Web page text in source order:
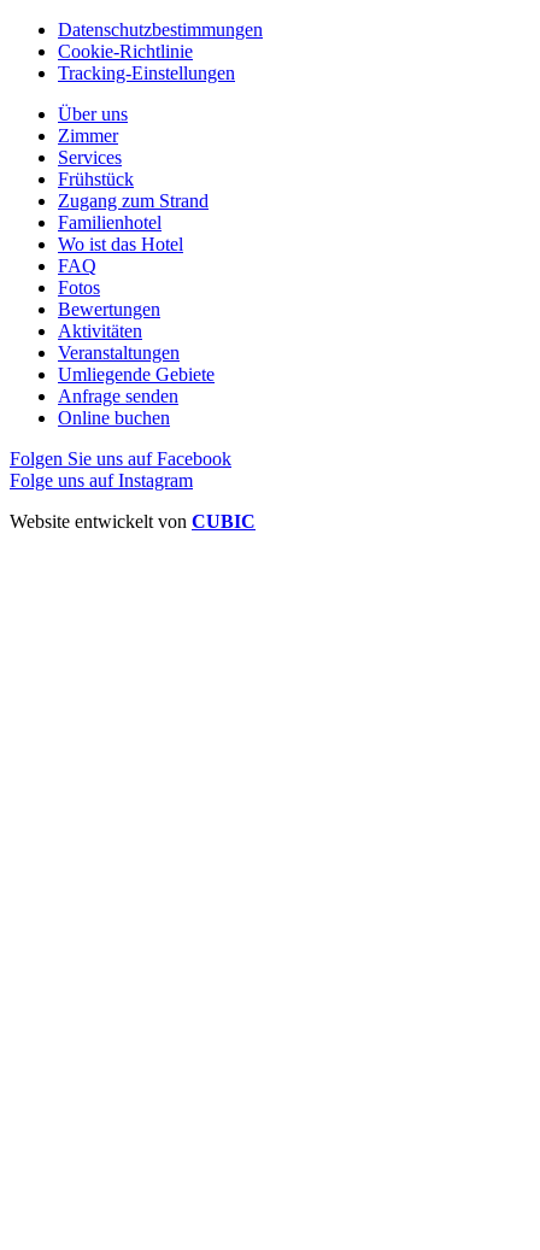
Datenschutzbestimmungen
Cookie-Richtlinie
Tracking-Einstellungen
Über uns
Zimmer
Services
Frühstück
Zugang zum Strand
Familienhotel
Wo ist das Hotel
FAQ
Fotos
Bewertungen
Aktivitäten
Veranstaltungen
Umliegende Gebiete
Anfrage senden
Online buchen
Folgen Sie uns auf Facebook
Folge uns auf Instagram
Website entwickelt von CUBIC